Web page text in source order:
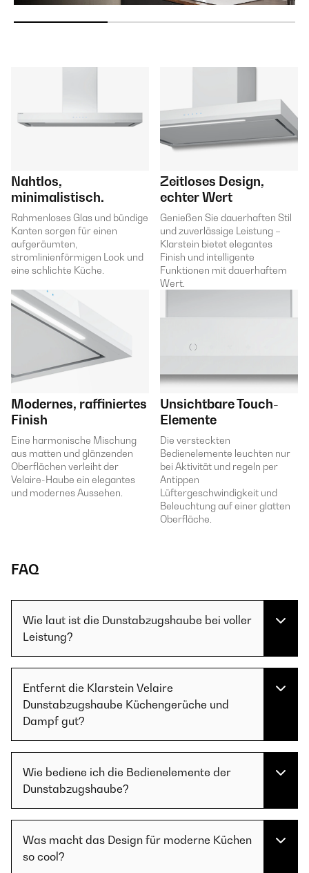
Nahtlos,
minimalistisch.
Rahmenloses Glas und bündige
Kanten sorgen für einen
aufgeräumten,
stromlinienförmigen Look und
eine schlichte Küche.
Zeitloses Design,
echter Wert
Genießen Sie dauerhaften Stil
und zuverlässige Leistung –
Klarstein bietet elegantes
Finish und intelligente
Funktionen mit dauerhaftem
Wert.
Modernes, raffiniertes
Finish
Eine harmonische Mischung
aus matten und glänzenden
Oberflächen verleiht der
Velaire-Haube ein elegantes
und modernes Aussehen.
Unsichtbare Touch-
Elemente
Die versteckten
Bedienelemente leuchten nur
bei Aktivität und regeln per
Antippen
Lüftergeschwindigkeit und
Beleuchtung auf einer glatten
Oberfläche.
FAQ
Wie laut ist die Dunstabzugshaube bei voller
Leistung?
Entfernt die Klarstein Velaire
Dunstabzugshaube Küchengerüche und
Dampf gut?
Wie bediene ich die Bedienelemente der
Dunstabzugshaube?
Was macht das Design für moderne Küchen
so cool?